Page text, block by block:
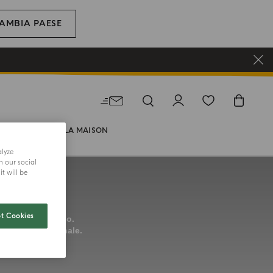
PAESE
LA MAISON
our social
will be
Cookies